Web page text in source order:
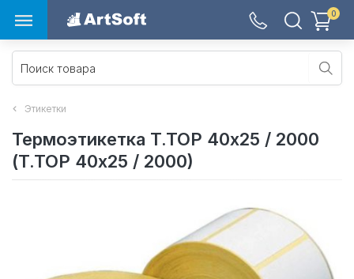
0
Этикетки
Термоэтикетка T.TOP 40х25 / 2000
(T.TOP 40х25 / 2000)